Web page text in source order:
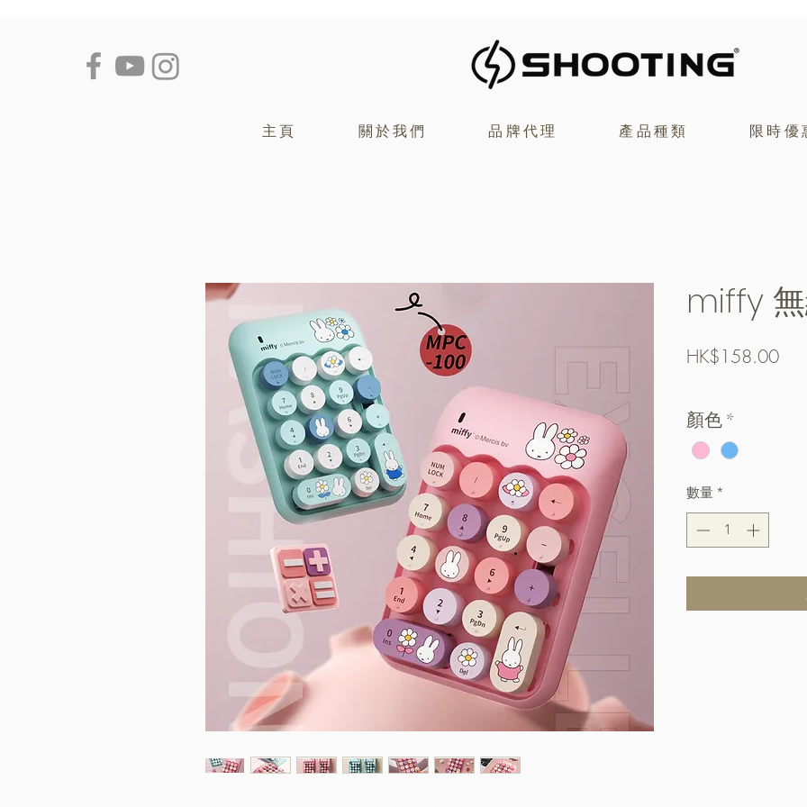
miffy
HK$158.00價
顏色 *
數量 *
主頁 關於我們 品牌代理 產品種類 限時優